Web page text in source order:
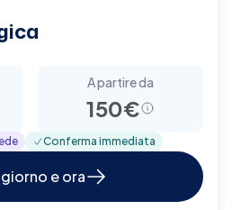
A partire da
150€
Conferma immediata
e ora